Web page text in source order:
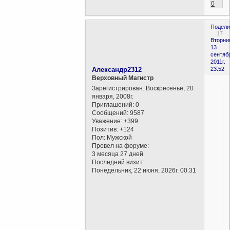
0
17
13
2011г.
23:52
Александр2312
Верховный Магистр
Зарегистрирован: Воскресенье, 20
января, 2008г.
Приглашений: 0
Сообщений: 9587
Уважение: +399
Позитив: +124
Пол: Мужской
Провел на форуме:
3 месяца 27 дней
Последний визит:
Понедельник, 22 июня, 2026г. 00:31